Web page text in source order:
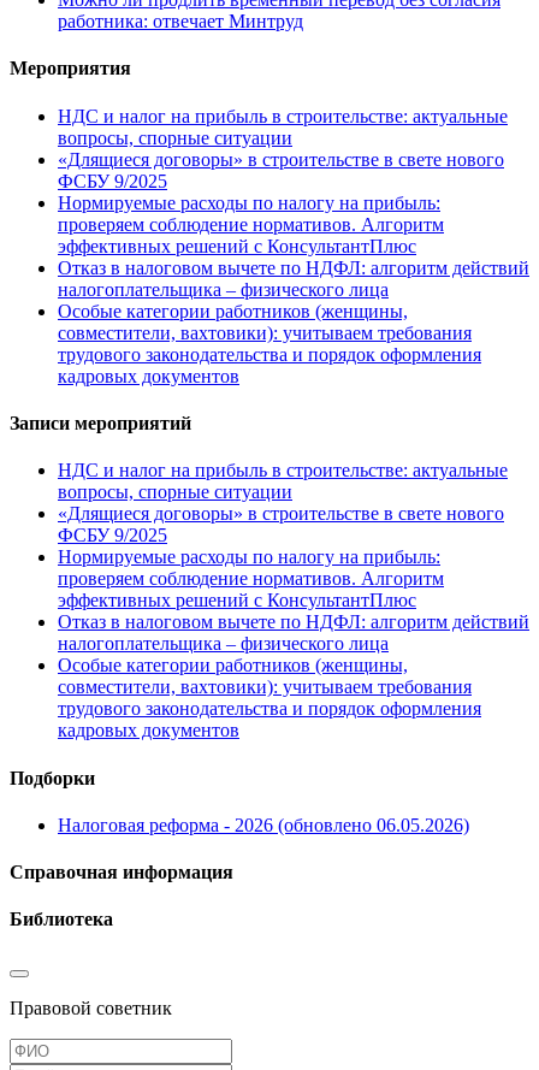
работника: отвечает Минтруд
Мероприятия
НДС и налог на прибыль в строительстве: актуальные
вопросы, спорные ситуации
«Длящиеся договоры» в строительстве в свете нового
ФСБУ 9/2025
Нормируемые расходы по налогу на прибыль:
проверяем соблюдение нормативов. Алгоритм
эффективных решений с КонсультантПлюс
Отказ в налоговом вычете по НДФЛ: алгоритм действий
налогоплательщика – физического лица
Особые категории работников (женщины,
совместители, вахтовики): учитываем требования
трудового законодательства и порядок оформления
кадровых документов
Записи мероприятий
НДС и налог на прибыль в строительстве: актуальные
вопросы, спорные ситуации
«Длящиеся договоры» в строительстве в свете нового
ФСБУ 9/2025
Нормируемые расходы по налогу на прибыль:
проверяем соблюдение нормативов. Алгоритм
эффективных решений с КонсультантПлюс
Отказ в налоговом вычете по НДФЛ: алгоритм действий
налогоплательщика – физического лица
Особые категории работников (женщины,
совместители, вахтовики): учитываем требования
трудового законодательства и порядок оформления
кадровых документов
Подборки
Налоговая реформа - 2026 (обновлено 06.05.2026)
Справочная информация
Библиотека
Правовой советник